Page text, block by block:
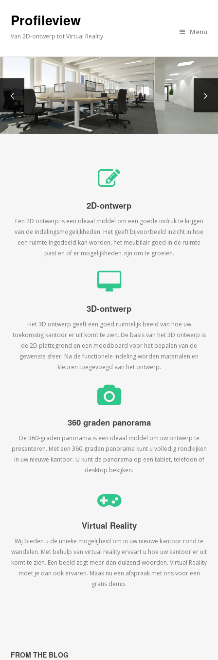
Profileview
Van 2D-ontwerp tot Virtual Reality
Menu
2D-ontwerp
Een 2D ontwerp is een ideaal middel om een goede indruk te krijgen
van de indelingsmogelijkheden. Het geeft bijvoorbeeld inzicht in hoe
een ruimte ingedeeld kan worden, het meubilair goed in de ruimte
past en of er mogelijkheden zijn om te groeien.
3D-ontwerp
Het 3D ontwerp geeft een goed ruimtelijk beeld van hoe uw
toekomstig kantoor er uit komt te zien. De basis van het 3D ontwerp is
de 2D plattegrond en een moodboard voor het bepalen van de
gewenste sfeer. Na de functionele indeling worden materialen en
kleuren toegevoegd aan het ontwerp.
360 graden panorama
De 360-graden panorama is een ideaal middel om uw ontwerp te
presenteren. Met een 360-graden panorama kunt u volledig rondkijken
in uw nieuwe kantoor. U kunt de panorama op een tablet, telefoon of
desktop bekijken.
Virtual Reality
Wij bieden u de unieke mogelijheid om in uw nieuwe kantoor rond te
wandelen. Met behulp van virtual reality ervaart u hoe uw kantoor er uit
komt te zien. Een beeld zegt meer dan duizend woorden. Virtual Reality
moet je dan ook ervaren. Maak nu een afspraak met ons voor een
gratis demo.
FROM THE BLOG